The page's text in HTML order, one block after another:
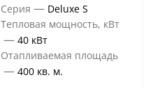
Серия — Deluxe S
Тепловая мощность, кВт
— 40 кВт
Отапливаемая площадь
— 400 кв. м.